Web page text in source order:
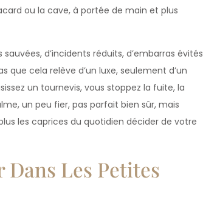
ou la cave, à portée de main et plus
d’incidents réduits, d’embarras évités
que cela relève d’un luxe, seulement d’un
un tournevis, vous stoppez la fuite, la
un peu fier, pas parfait bien sûr, mais
les caprices du quotidien décider de votre
Les Petites